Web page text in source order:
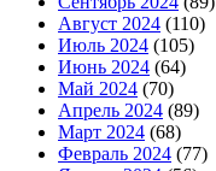
Август 2024 (110)
Июль 2024 (105)
Июнь 2024 (64)
Май 2024 (70)
Апрель 2024 (89)
Март 2024 (68)
Февраль 2024 (77)